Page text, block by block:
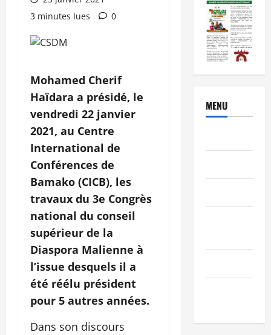
3 minutes lues
0
Mohamed Cherif
Haïdara a présidé, le
vendredi 22 janvier
2021, au Centre
International de
Conférences de
Bamako (CICB), les
travaux du 3e Congrès
national du conseil
supérieur de la
Diaspora Malienne à
l’issue desquels il a
été réélu président
pour 5 autres années.
Dans son discours
MENU